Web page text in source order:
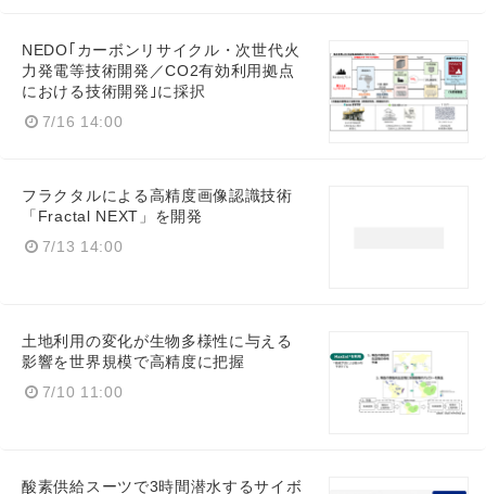
NEDO｢カーボンリサイクル・次世代火
力発電等技術開発／CO2有効利用拠点
における技術開発｣に採択
7/16 14:00
フラクタルによる高精度画像認識技術
「Fractal NEXT」を開発
7/13 14:00
土地利用の変化が生物多様性に与える
影響を世界規模で高精度に把握
7/10 11:00
酸素供給スーツで3時間潜水するサイボ